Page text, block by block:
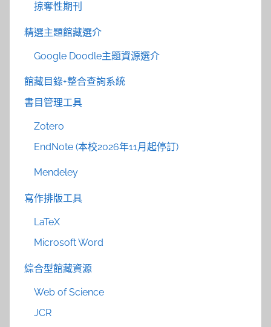
掠奪性期刊
精選主題館藏選介
Google Doodle主題資源選介
館藏目錄+整合查詢系統
書目管理工具
Zotero
EndNote (本校2026年11月起停訂)
Mendeley
寫作排版工具
LaTeX
Microsoft Word
綜合型館藏資源
Web of Science
JCR